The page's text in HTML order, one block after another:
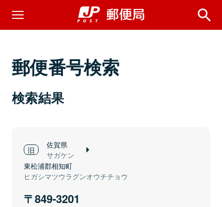
郵便番号検索
検索結果
佐賀県
サガケン
東松浦郡相知町
ヒガシマツウラグンオウチチョウ
849-3201